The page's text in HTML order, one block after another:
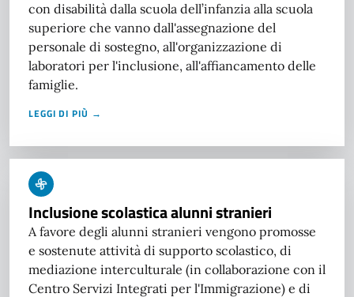
con disabilità dalla scuola dell’infanzia alla scuola
superiore che vanno dall'assegnazione del
personale di sostegno, all'organizzazione di
laboratori per l'inclusione, all'affiancamento delle
famiglie.
LEGGI DI PIÙ →
Inclusione scolastica alunni stranieri
A favore degli alunni stranieri vengono promosse
e sostenute attività di supporto scolastico, di
mediazione interculturale (in collaborazione con il
Centro Servizi Integrati per l'Immigrazione) e di